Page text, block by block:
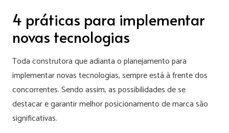
4 práticas para implementar
novas tecnologias
Toda construtora que adianta o planejamento para
implementar novas tecnologias, sempre está à frente dos
concorrentes. Sendo assim, as possibilidades de se
destacar e garantir melhor posicionamento de marca são
significativas.